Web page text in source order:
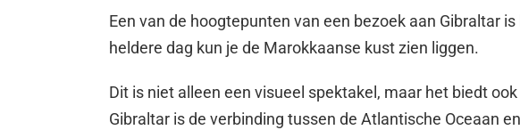
Een van de hoogtepunten van een bezoek aan Gibraltar
heldere dag kun je de Marokkaanse kust zien liggen.
Dit is niet alleen een visueel spektakel, maar het biedt
Gibraltar is de verbinding tussen de Atlantische Oceaan